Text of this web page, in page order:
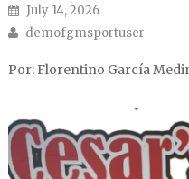
Posted on
July 14, 2026
Author
demofgmsportuser
Por: Florentino García